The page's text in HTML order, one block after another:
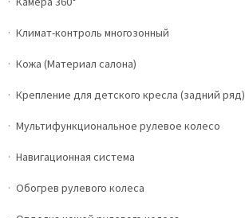
Климат-контроль многозонный
Кожа (Материал салона)
Крепление для детского кресла (задний ряд)
Мультифункциональное рулевое колесо
Навигационная система
Обогрев рулевого колеса